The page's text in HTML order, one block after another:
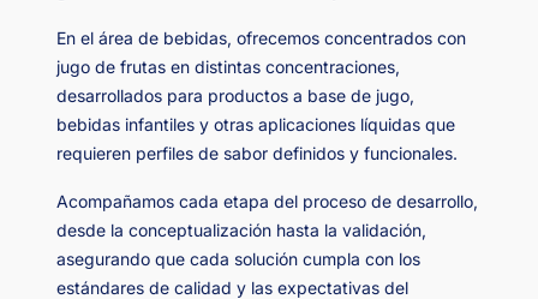
En el área de bebidas, ofrecemos concentrados con
jugo de frutas en distintas concentraciones,
desarrollados para productos a base de jugo,
bebidas infantiles y otras aplicaciones líquidas que
requieren perfiles de sabor definidos y funcionales.
Acompañamos cada etapa del proceso de desarrollo,
desde la conceptualización hasta la validación,
asegurando que cada solución cumpla con los
estándares de calidad y las expectativas del